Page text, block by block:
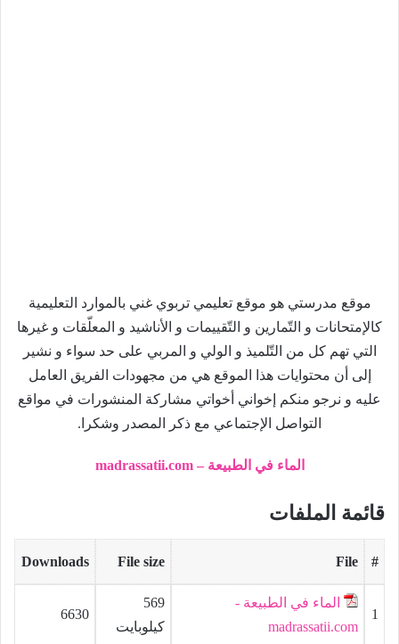
موقع مدرستي هو موقع تعليمي تربوي غني بالموارد التعليمية
كالإمتحانات و التّمارين و التّقييمات و الأناشيد و المعلّقات و غيرها
التي تهم كل من التّلميذ و الولي و المربي على حد سواء و نشير
إلى أن محتوايات هذا الموقع هي من مجهودات الفريق العامل
عليه و نرجو منكم إخواني أخواتي مشاركة المنشورات في مواقع
التواصل الإجتماعي مع ذكر المصدر وشكرا.
الماء في الطبيعة – madrassatii.com
قائمة الملفات
#
File
File size
Downloads
1
الماء في الطبيعة -
madrassatii.com
569
كيلوبايت
6630